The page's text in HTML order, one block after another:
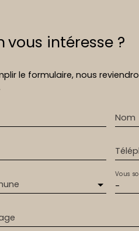
vous intéresse ?
le formulaire, nous
Nom
-
Vous